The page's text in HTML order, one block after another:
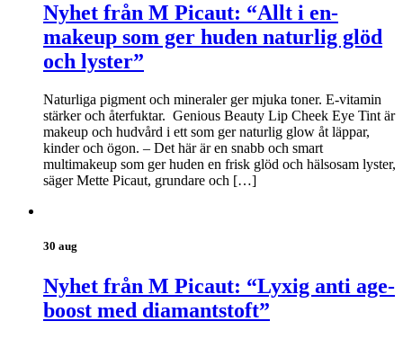
Nyhet från M Picaut: “Allt i en-
makeup som ger huden naturlig glöd
och lyster”
Naturliga pigment och mineraler ger mjuka toner. E-vitamin
stärker och återfuktar. Genious Beauty Lip Cheek Eye Tint är
makeup och hudvård i ett som ger naturlig glow åt läppar,
kinder och ögon. – Det här är en snabb och smart
multimakeup som ger huden en frisk glöd och hälsosam lyster,
säger Mette Picaut, grundare och […]
30 aug
Nyhet från M Picaut: “Lyxig anti age-
boost med diamantstoft”